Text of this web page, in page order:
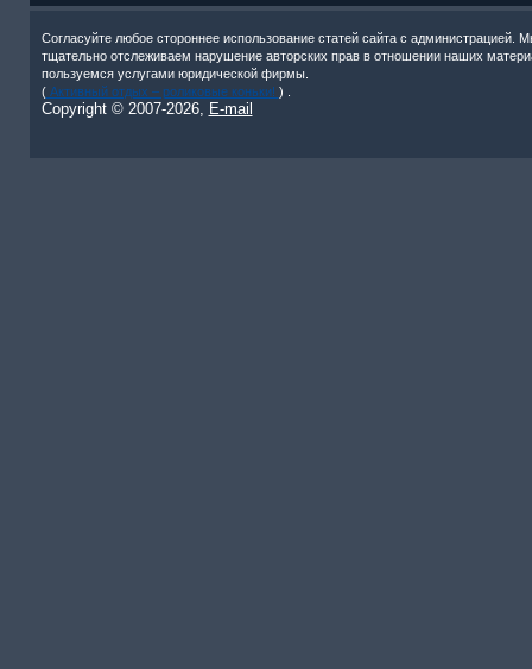
Согласуйте любое стороннее использование статей сайта с администрацией.
тщательно отслеживаем нарушение авторских прав в отношении наших
пользуемся услугами юридической фирмы.
(Активный отдых – роликовые коньки! ) .
Copyright © 2007-2026, E-mail